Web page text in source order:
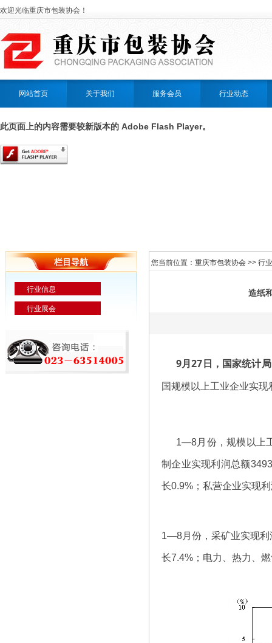
欢迎光临重庆市包装协会！
网站首页 关于我们 服务会员 行业动态
此页面上的内容需要较新版本的 Adobe Flash Player。
栏目导航
行业信息
行业展会
您当前位置： 重庆市包装协会 >> 行
造纸
9月27日，国家统计
国规模以上工业企业实
1—8月份，规模以上
制企业实现利润总额
长0.9%；私营企业实现
1—8月份，采矿业实现利
长7.4%；电力、热力、